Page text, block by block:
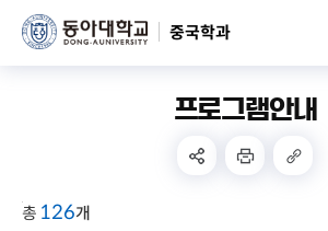
중국학과
프로그램안내
총 126개
제목